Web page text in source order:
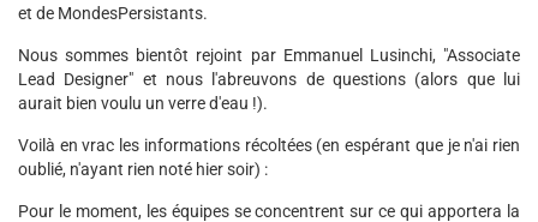
et de MondesPersistants.
Nous sommes bientôt rejoint par Emmanuel Lusinchi, "Associate
Lead Designer" et nous l'abreuvons de questions (alors que lui
aurait bien voulu un verre d'eau !).
Voilà en vrac les informations récoltées (en espérant que je n'ai rien
oublié, n'ayant rien noté hier soir) :
Pour le moment, les équipes se concentrent sur ce qui apportera la